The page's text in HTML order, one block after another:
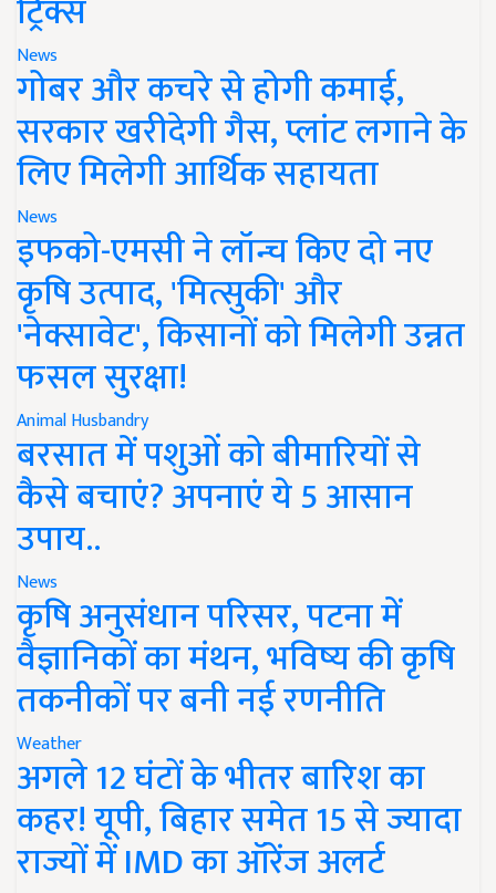
ट्रिक्स
News
गोबर और कचरे से होगी कमाई,
सरकार खरीदेगी गैस, प्लांट लगाने के
लिए मिलेगी आर्थिक सहायता
News
इफको-एमसी ने लॉन्च किए दो नए
कृषि उत्पाद, 'मित्सुकी' और
'नेक्सावेट', किसानों को मिलेगी उन्नत
फसल सुरक्षा!
Animal Husbandry
बरसात में पशुओं को बीमारियों से
कैसे बचाएं? अपनाएं ये 5 आसान
उपाय..
News
कृषि अनुसंधान परिसर, पटना में
वैज्ञानिकों का मंथन, भविष्य की कृषि
तकनीकों पर बनी नई रणनीति
Weather
अगले 12 घंटों के भीतर बारिश का
कहर! यूपी, बिहार समेत 15 से ज्यादा
राज्यों में IMD का ऑरेंज अलर्ट